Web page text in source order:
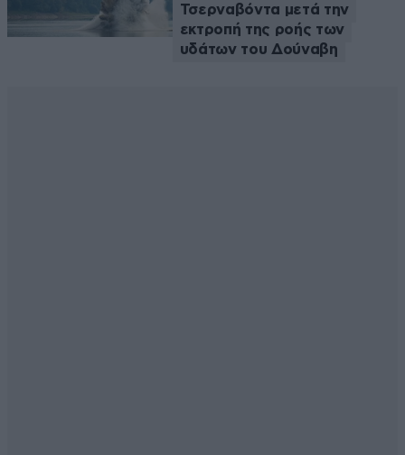
Τσερναβόντα μετά την
εκτροπή της ροής των
υδάτων του Δούναβη